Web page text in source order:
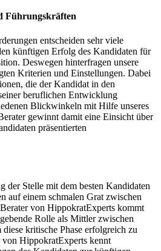
Führungskräften
entscheiden sehr viele
künftigen Erfolg des Kandidaten für
Deswegen hinterfragen unsere
Kriterien und Einstellungen. Dabei
die der Kandidat in den
beruflichen Entwicklung
Blickwinkeln mit Hilfe unseres
gewinnt damit eine Einsicht über
präsentierten
der Stelle mit dem besten Kandidaten
auf einem schmalen Grat zwischen
von HippokratExperts kommt
Rolle als Mittler zwischen
kritische Phase erfolgreich zu
HippokratExperts kennt